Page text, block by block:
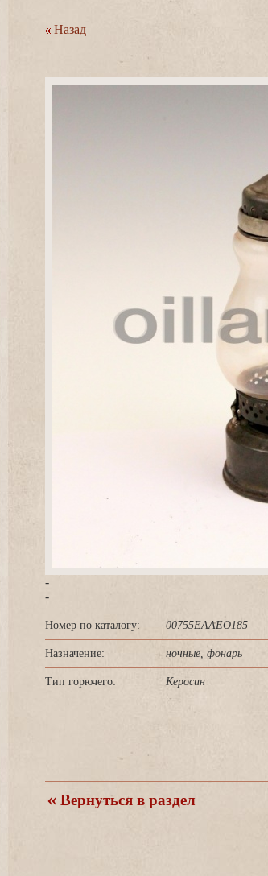
Назад
-
-
Номер по каталогу: 00755EAAEO185
Назначение: ночные, фонарь
Тип горючего: Керосин
ернуться в раздел